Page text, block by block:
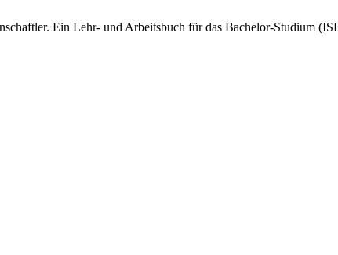
Ein Lehr- und Arbeitsbuch für das Bachelor-Studium